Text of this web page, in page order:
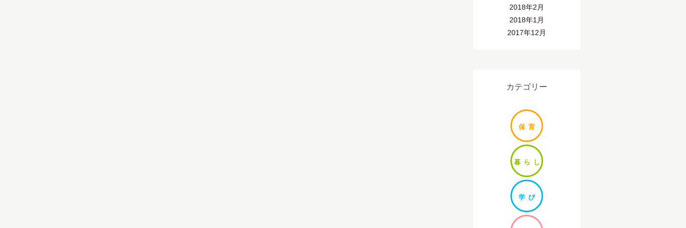
2018年2月
2018年1月
2017年12月
カテゴリー
保 育
暮ら し
学 び